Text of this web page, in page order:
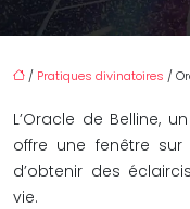
/ Pratiques divinatoires /
L’Oracle de Belline,
offre une fenêtre
d’obtenir des
vie.